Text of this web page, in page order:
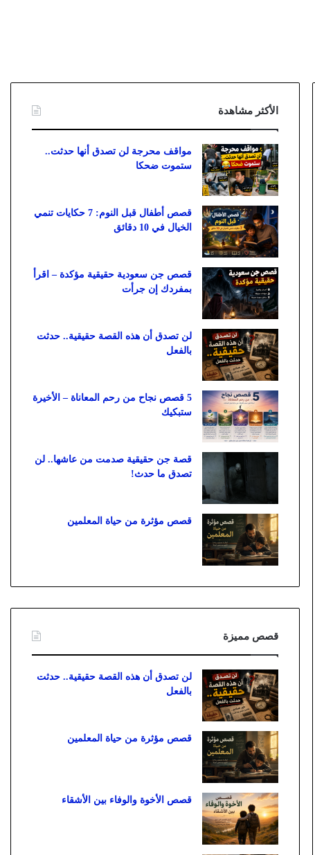
الأكثر مشاهدة
مواقف محرجة لن تصدق أنها حدثت..
ستموت ضحكا
قصص أطفال قبل النوم: 7 حكايات تنمي
الخيال في 10 دقائق
قصص جن سعودية حقيقية مؤكدة – اقرأ
بمفردك إن جرأت
لن تصدق أن هذه القصة حقيقية.. حدثت
بالفعل
5 قصص نجاح من رحم المعاناة – الأخيرة
ستبكيك
قصة جن حقيقية صدمت من عاشها.. لن
تصدق ما حدث!
قصص مؤثرة من حياة المعلمين
قصص مميزة
لن تصدق أن هذه القصة حقيقية.. حدثت
بالفعل
قصص مؤثرة من حياة المعلمين
قصص الأخوة والوفاء بين الأشقاء